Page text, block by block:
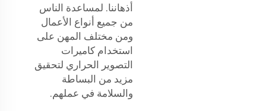
أذهاننا. لمساعدة الناس
من جميع أنواع الأعمال
ومن مختلف المهن على
استخدام كاميرات
التصوير الحراري لتحقيق
مزيد من البساطة
والسلامة في عملهم.